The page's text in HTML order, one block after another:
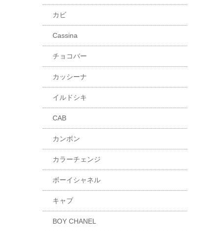
カビ
Cassina
チョコバー
カッシーナ
イルドシキ
CAB
カンボン
カラーチェンジ
ボーイシャネル
キャブ
BOY CHANEL